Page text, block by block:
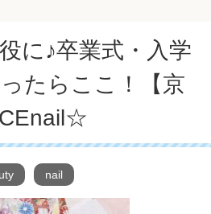
に♪卒業式・入学
たらここ！【京
nail